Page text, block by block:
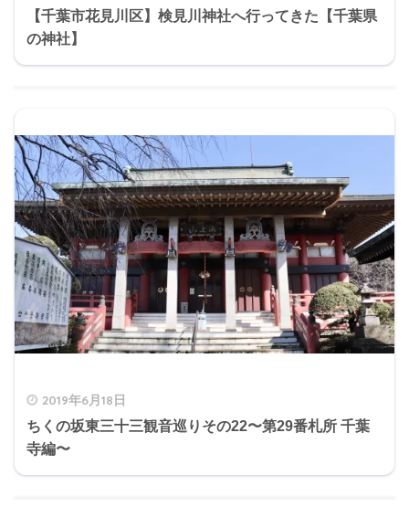
【千葉市花見川区】検見川神社へ行ってきた【千葉県
の神社】
2019年6月18日
ちくの坂東三十三観音巡りその22〜第29番札所 千葉
寺編〜